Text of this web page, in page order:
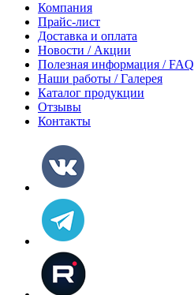
Компания
Прайс-лист
Доставка и оплата
Новости / Акции
Полезная информация / FAQ
Наши работы / Галерея
Каталог продукции
Отзывы
Контакты